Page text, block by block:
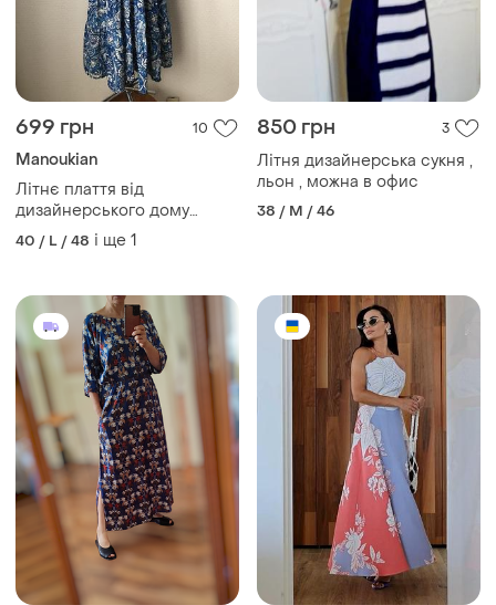
699 грн 10
Manoukian
Літнє плаття від
дизайнерського дому
manoukian, розмір l
40 / L / 48 і ще 1
850 грн 3
Літня дизайнерська сукня ,
льон , можна в офис
38 / M / 46